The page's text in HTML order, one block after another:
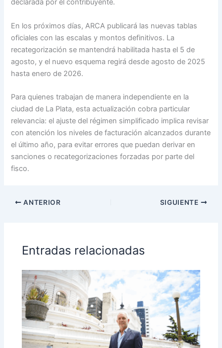
declarada por el contribuyente.
En los próximos días, ARCA publicará las nuevas tablas
oficiales con las escalas y montos definitivos. La
recategorización se mantendrá habilitada hasta el 5 de
agosto, y el nuevo esquema regirá desde agosto de 2025
hasta enero de 2026.
Para quienes trabajan de manera independiente en la
ciudad de La Plata, esta actualización cobra particular
relevancia: el ajuste del régimen simplificado implica revisar
con atención los niveles de facturación alcanzados durante
el último año, para evitar errores que puedan derivar en
sanciones o recategorizaciones forzadas por parte del
fisco.
ANTERIOR SIGUIENTE
Entradas relacionadas